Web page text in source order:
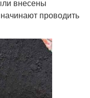
внесены
проводить